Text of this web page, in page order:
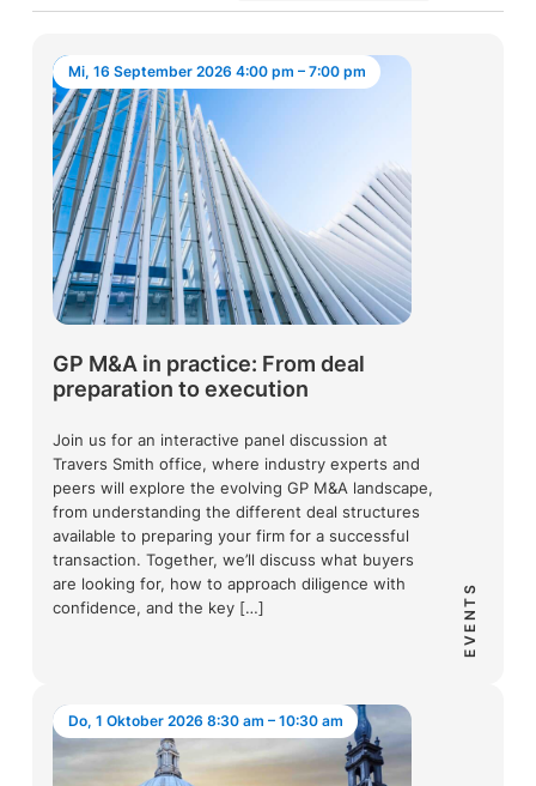
EVENTS
GP M&A in practice: From deal
preparation to execution
Mi, 16 September 2026 4:00 pm – 7:00 pm
Join us for an interactive panel discussion at
Travers Smith office, where industry experts and
peers will explore the evolving GP M&A landscape,
from understanding the different deal structures
available to preparing your firm for a successful
transaction. Together, we’ll discuss what buyers
are looking for, how to approach diligence with
confidence, and the key […]
Do, 1 Oktober 2026 8:30 am – 10:30 am